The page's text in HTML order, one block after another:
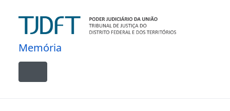
Memória
Toggle navigation